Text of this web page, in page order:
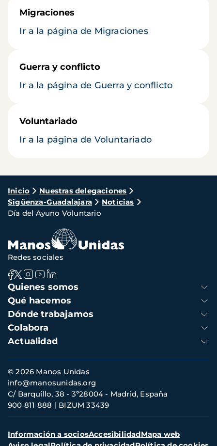
Migraciones
Ir a la página de Migraciones
Guerra y conflicto
Ir a la página de Guerra y conflicto
Voluntariado
Ir a la página de Voluntariado
Ruta
de
navegación
Inicio
Nuestras delegaciones
Sigüenza-Guadalajara
Noticias
Día del Ayuno Voluntario
Navegación
principal
Quienes somos
Qué hacemos
Dónde trabajamos
Colabora
Actualidad
Redes sociales
Información
de
contacto
© 2026 Manos Unidas
C/ Barquillo, 38 - 3º28004 - Madrid, España
900 811 888
BIZUM 33439
info@manosunidas.org
Menú
secundario
Información a sociosAccesibilidadMapa web